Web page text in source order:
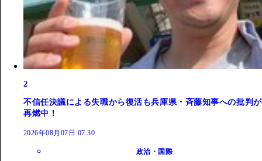
2
不信任決議による失職から復活も兵庫県・斉藤知事への批判が
再燃中！
2026年08月07日 07:30
政治・国際